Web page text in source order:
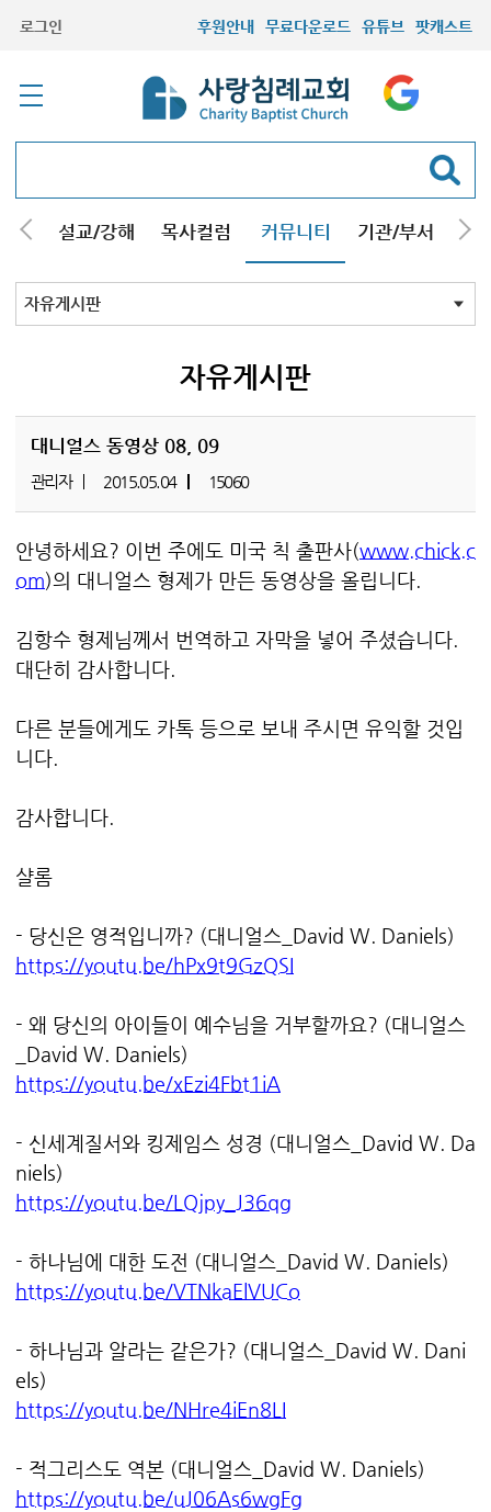
로그인 후원안내 무료다운로드 유튜브 팟캐스트
내 설교/강해 목사컬럼 커뮤니티 기관/부서 선
최근등록자료
자유게시판
자유게시판
대니얼스 동영상 08, 09
관리자 2015.05.04 15060
안녕하세요? 이번 주에도 미국 칙 출판사(www.chick.c
om)의 대니얼스 형제가 만든 동영상을 올립니다.
김항수 형제님께서 번역하고 자막을 넣어 주셨습니다.
대단히 감사합니다.
다른 분들에게도 카톡 등으로 보내 주시면 유익할 것입
니다.
감사합니다.
샬롬
- 당신은 영적입니까? (대니얼스_David W. Daniels)
https://youtu.be/hPx9t9GzQSI
- 왜 당신의 아이들이 예수님을 거부할까요? (대니얼스
_David W. Daniels)
https://youtu.be/xEzi4Fbt1iA
- 신세계질서와 킹제임스 성경 (대니얼스_David W. Da
niels)
https://youtu.be/LQjpy_J36qg
- 하나님에 대한 도전 (대니얼스_David W. Daniels)
https://youtu.be/VTNkaElVUCo
- 하나님과 알라는 같은가? (대니얼스_David W. Dani
els)
https://youtu.be/NHre4iEn8LI
- 적그리스도 역본 (대니얼스_David W. Daniels)
https://youtu.be/uJ06As6wgFg